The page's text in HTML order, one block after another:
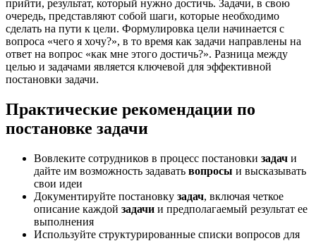
прийти, результат, который нужно достичь. Задачи, в свою
очередь, представляют собой шаги, которые необходимо
сделать на пути к цели. Формулировка цели начинается с
вопроса «чего я хочу?», в то время как задачи направлены на
ответ на вопрос «как мне этого достичь?». Разница между
целью и задачами является ключевой для эффективной
постановки задачи.
Практические рекомендации по
постановке задачи
Вовлеките сотрудников в процесс постановки задач и
дайте им возможность задавать вопросы и высказывать
свои идеи
Документируйте постановку задач, включая четкое
описание каждой задачи и предполагаемый результат ее
выполнения
Используйте структурированные списки вопросов для